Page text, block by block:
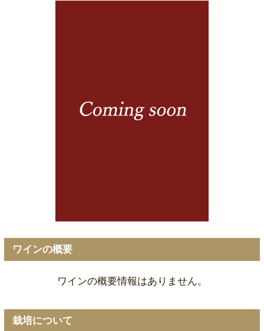
ワインの概要
ワインの概要情報はありません。
栽培について